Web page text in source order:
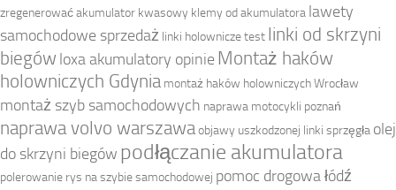
zregenerować akumulator kwasowy klemy od akumulatora lawety
samochodowe sprzedaż linki holownicze test linki od skrzyni
biegów loxa akumulatory opinieMontaż haków
holowniczych Gdynia montaż haków holowniczych Wrocław
montaż szyb samochodowych naprawa motocykli poznań
naprawa volvo warszawa objawy uszkodzonej linki sprzęgła olej
do skrzyni biegów podłączanie akumulatora
polerowanie rys na szybie samochodowej pomoc drogowa łódź